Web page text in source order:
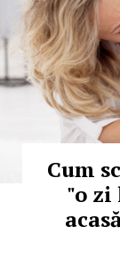
Cum
"o zi